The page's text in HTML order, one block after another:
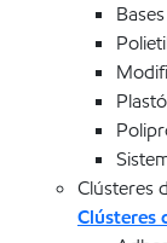
Clústeres
Clústeres